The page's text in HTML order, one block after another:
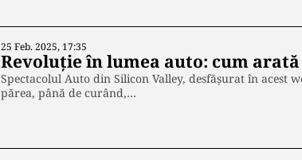
25 Feb. 2025, 17:35
Revoluție în lumea auto: cum
Spectacolul Auto din Silicon Valley, desfășurat în acest
părea, până de curând,…